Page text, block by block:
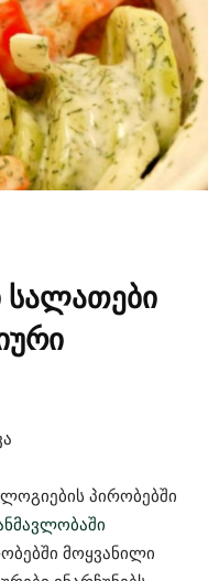
პირობებში
მოყვანილი